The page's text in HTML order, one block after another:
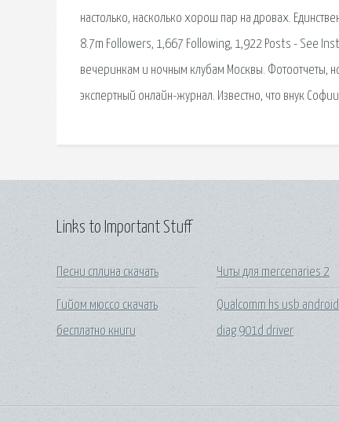
настолько, насколько хорош пар на дровах.
8.7m Followers, 1,667 Following, 1,922 Posts - See
вечеринкам и ночным клубам Москвы. Фотоотчеты,
экспертный онлайн-журнал. Известно, что внук
Links to Important Stuff
Песни сплина скачать
Гийом мюссо скачать
бесплатно книги
Читы для mercenaries 2
Qualcomm hs usb android
diag 901d driver